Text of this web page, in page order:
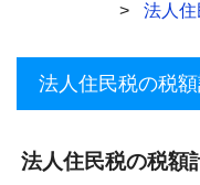
法人住
法人住民税の税
法人住民税の税額